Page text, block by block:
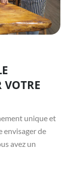
VOTRE
unique et
envisager de
avez un